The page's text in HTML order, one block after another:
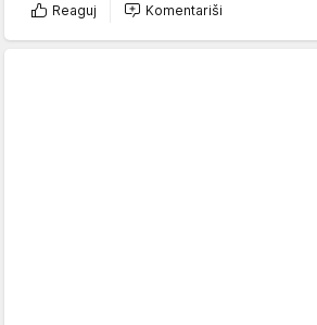
Reaguj Komentariši